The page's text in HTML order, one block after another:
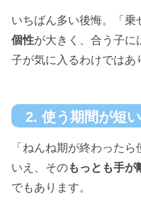
いちばん多い後悔。「乗
個性が大きく、合う子に
子が気に入るわけではあ
2. 使う期間が短い
「ねんね期が終わった
いえ、そのもっとも手が
でもあります。